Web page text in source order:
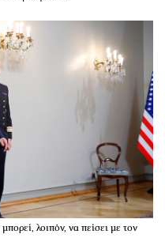
λοιπόν, να πείσει με τον